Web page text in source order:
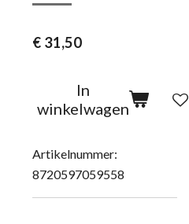
€ 31,50
In
winkelwagen
Artikelnummer:
8720597059558